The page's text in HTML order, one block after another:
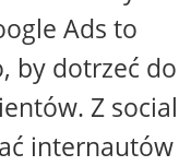
Ads to
by dotrzeć do
Z social
internautów